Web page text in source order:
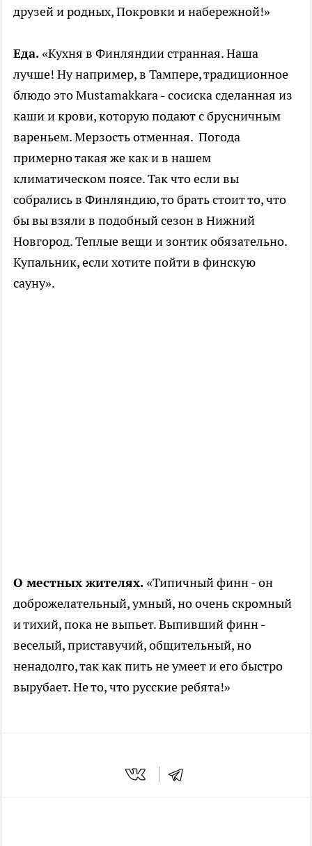
друзей и родных, Покровки и набережной!»
Еда. «Кухня в Финляндии странная. Наша
лучше! Ну например, в Тампере, традиционное
блюдо это Mustamakkara - сосиска сделанная из
каши и крови, которую подают с брусничным
вареньем. Мерзость отменная. Погода
примерно такая же как и в нашем
климатическом поясе. Так что если вы
собрались в Финляндию, то брать стоит то, что
бы вы взяли в подобный сезон в Нижний
Новгород. Теплые вещи и зонтик обязательно.
Купальник, если хотите пойти в финскую
сауну».
О местных жителях. «Типичный финн - он
доброжелательный, умный, но очень скромный
и тихий, пока не выпьет. Выпивший финн -
веселый, приставучий, общительный, но
ненадолго, так как пить не умеет и его быстро
вырубает. Не то, что русские ребята!»